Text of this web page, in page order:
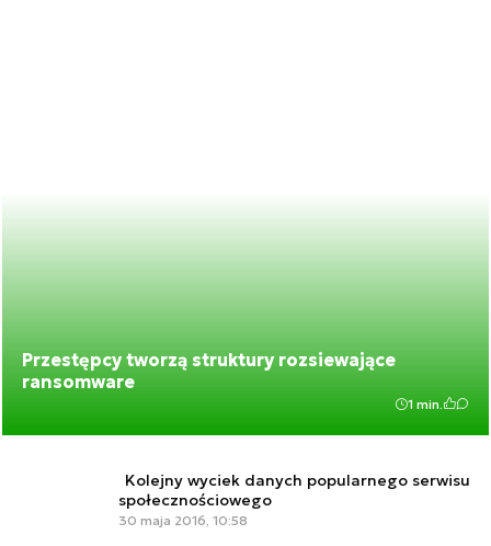
Przestępcy tworzą struktury rozsiewające
ransomware
1 min.
Kolejny wyciek danych popularnego serwisu
społecznościowego
30 maja 2016, 10:58